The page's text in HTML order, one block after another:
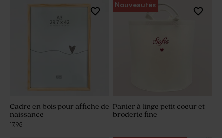
Cadre en bois pour affiche de
naissance
17,95
Nouveautés
Panier à linge petit coeur et
broderie fine